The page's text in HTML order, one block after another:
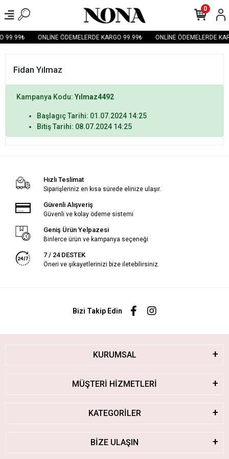
99.99₺ ONLİNE ÖDEMELERDE KARGO 99.99₺ ONLİNE ÖDEMELERDE
0
Fidan Yılmaz
Kampanya Kodu: Yılmaz4492
Başlagıç Tarihi: 01.07.2024 14:25
Bitiş Tarihi: 08.07.2024 14:25
Hızlı Teslimat
Siparişleriniz en kısa sürede elinize ulaşır.
Güvenli Alışveriş
Güvenli ve kolay ödeme sistemi
Geniş Ürün Yelpazesi
Binlerce ürün ve kampanya seçeneği
7 / 24 DESTEK
Öneri ve şikayetlerinizi bize iletebilirsiniz.
Bizi Takip Edin
KURUMSAL
MÜŞTERİ HİZMETLERİ
KATEGORİLER
BİZE ULAŞIN